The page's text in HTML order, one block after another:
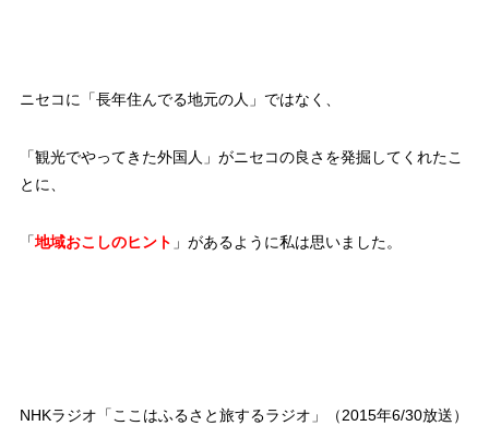
ニセコに「長年住んでる地元の人」ではなく、
「観光でやってきた外国人」がニセコの良さを発掘してくれたこ
とに、
「地域おこしのヒント 」があるように私は思いました。
NHKラジオ「ここはふるさと旅するラジオ」（2015年6/30放送）